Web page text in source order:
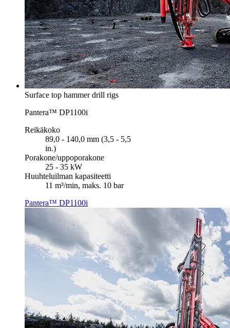
Surface top hammer drill rigs
Pantera™ DP1100i
Reikäkoko
89,0 - 140,0 mm (3,5 - 5,5
in.)
Porakone/uppoporakone
25 - 35 kW
Huuhteluilman kapasiteetti
11 m³/min, maks. 10 bar
Pantera™ DP1100i